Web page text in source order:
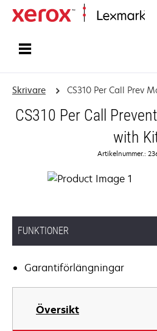
Skrivare CS310 Per Call Prev
CS310 Per Call
with
Artikelnummer.:
FUNKTIONER
Garantiförlängningar
Översikt